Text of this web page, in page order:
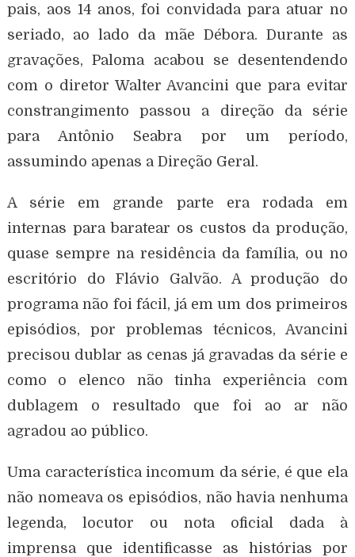
pais, aos 14 anos, foi convidada para atuar no
seriado, ao lado da mãe Débora. Durante as
gravações, Paloma acabou se desentendendo
com o diretor Walter Avancini que para evitar
constrangimento passou a direção da série
para Antônio Seabra por um período,
assumindo apenas a Direção Geral.
A série em grande parte era rodada em
internas para baratear os custos da produção,
quase sempre na residência da família, ou no
escritório do Flávio Galvão. A produção do
programa não foi fácil, já em um dos primeiros
episódios, por problemas técnicos, Avancini
precisou dublar as cenas já gravadas da série e
como o elenco não tinha experiência com
dublagem o resultado que foi ao ar não
agradou ao público.
Uma característica incomum da série, é que ela
não nomeava os episódios, não havia nenhuma
legenda, locutor ou nota oficial dada à
imprensa que identificasse as histórias por